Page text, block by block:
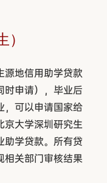
源地信用助学贷款
时申请），毕业后
，可以申请国家给
京大学深圳研究生
助学贷款。所有贷
相关部门审核结果